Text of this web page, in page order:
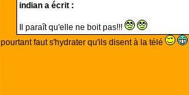
indian a écrit :
Il paraît qu'elle ne boit pas!!!
pourtant faut s'hydrater qu'ils disent à la télé